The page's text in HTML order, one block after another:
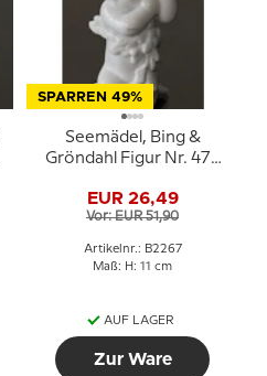
SPARREN 49%
Seemädel, Bing &
Gröndahl Figur Nr. 472
EUR 26,49
Vor: EUR 51,90
Artikelnr.: B2267
Maß: H: 11 cm
AUF LAGER
Zur Ware